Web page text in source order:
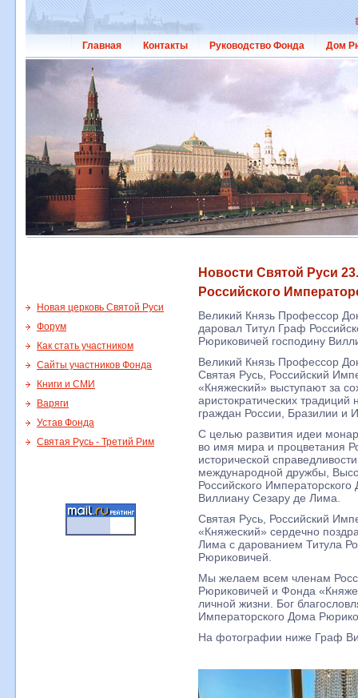
Главная Контакты Руководство Фонда Дом
Новости Святой Руси
Российского
Новая церковь Святой Руси
Форум
Как стать участником
Сайты участников Фонда
Книги и СМИ
Варяги
Устав Фонда
Святая Русь - Третий Рим
Великий Князь Профессор
даровал Титул Граф
Рюриковичей господину
Великий Князь Профессор
Святая Русь, Российский
«Княжеский» выступают за
аристократических
граждан России, Бразилии и
С целью развития идеи
во имя мира и процветания
исторической
международной дружбы,
Российского
Виллиану Сезару де Лима.
Святая Русь, Российский
«Княжеский» сердечно
Лима с дарованием Титула
Рюриковичей.
Мы желаем всем членам
Рюриковичей и Фонда
личной жизни. Бог
Императорского Дома
На фотографии ниже Граф